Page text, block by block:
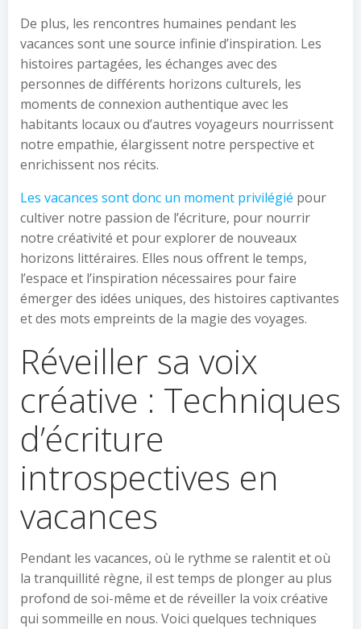
De plus, les rencontres humaines pendant les
vacances sont une source infinie d’inspiration. Les
histoires partagées, les échanges avec des
personnes de différents horizons culturels, les
moments de connexion authentique avec les
habitants locaux ou d’autres voyageurs nourrissent
notre empathie, élargissent notre perspective et
enrichissent nos récits.
Les vacances sont donc un moment privilégié pour
cultiver notre passion de l’écriture, pour nourrir
notre créativité et pour explorer de nouveaux
horizons littéraires. Elles nous offrent le temps,
l’espace et l’inspiration nécessaires pour faire
émerger des idées uniques, des histoires captivantes
et des mots empreints de la magie des voyages.
Réveiller sa voix
créative : Techniques
d’écriture
introspectives en
vacances
Pendant les vacances, où le rythme se ralentit et où
la tranquillité règne, il est temps de plonger au plus
profond de soi-même et de réveiller la voix créative
qui sommeille en nous. Voici quelques techniques